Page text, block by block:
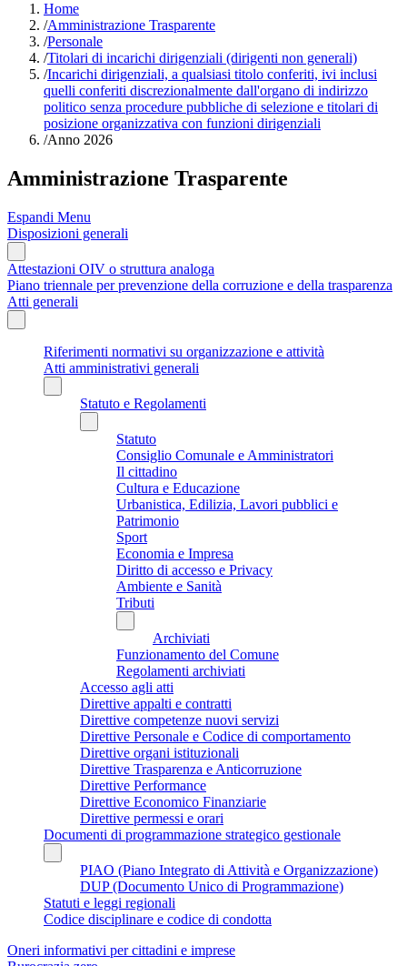
Home
/Amministrazione Trasparente
/Personale
/Titolari di incarichi dirigenziali (dirigenti non generali)
/Incarichi dirigenziali, a qualsiasi titolo conferiti, ivi inclusi
quelli conferiti discrezionalmente dall'organo di indirizzo
politico senza procedure pubbliche di selezione e titolari di
posizione organizzativa con funzioni dirigenziali
/Anno 2026
Amministrazione Trasparente
Espandi Menu
Disposizioni generali
Attestazioni OIV o struttura analoga
Piano triennale per prevenzione della corruzione e della trasparenza
Atti generali
Riferimenti normativi su organizzazione e attività
Atti amministrativi generali
Statuto e Regolamenti
Statuto
Consiglio Comunale e Amministratori
Il cittadino
Cultura e Educazione
Urbanistica, Edilizia, Lavori pubblici e
Patrimonio
Sport
Economia e Impresa
Diritto di accesso e Privacy
Ambiente e Sanità
Tributi
Archiviati
Funzionamento del Comune
Regolamenti archiviati
Accesso agli atti
Direttive appalti e contratti
Direttive competenze nuovi servizi
Direttive Personale e Codice di comportamento
Direttive organi istituzionali
Direttive Trasparenza e Anticorruzione
Direttive Performance
Direttive Economico Finanziarie
Direttive permessi e orari
Documenti di programmazione strategico gestionale
PIAO (Piano Integrato di Attività e Organizzazione)
DUP (Documento Unico di Programmazione)
Statuti e leggi regionali
Codice disciplinare e codice di condotta
Oneri informativi per cittadini e imprese